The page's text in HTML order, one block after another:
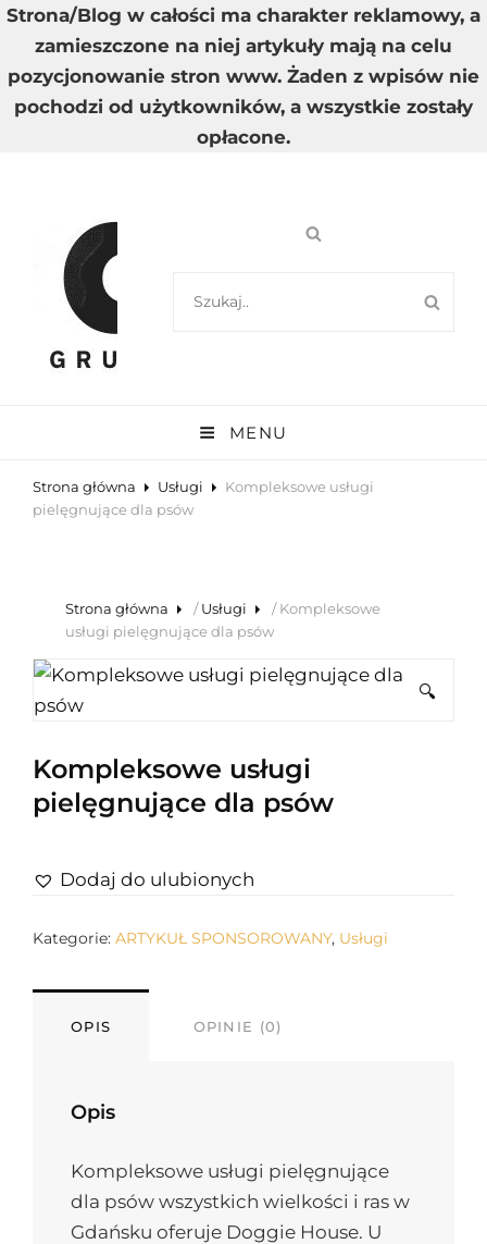
Strona/Blog w całości ma charakter reklamowy, a
zamieszczone na niej artykuły mają na celu
pozycjonowanie stron www. Żaden z wpisów nie
pochodzi od użytkowników, a wszystkie zostały
opłacone.
Wysoka Jakość Dostarczanych Informacji
FOR:
MENU
Strona główna Usługi
Kompleksowe usługi
pielęgnujące dla psów
Strona główna /Usługi
/ Kompleksowe
usługi pielęgnujące dla psów
🔍
Kompleksowe usługi
pielęgnujące dla psów
Dodaj do ulubionych
Kategorie: ARTYKUŁ SPONSOROWANY, Usługi
OPIS OPINIE (0)
Opis
Kompleksowe usługi pielęgnujące
dla psów wszystkich wielkości i ras w
Gdańsku oferuje Doggie House. U